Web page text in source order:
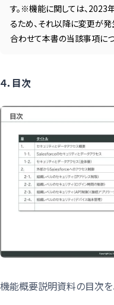
す。※機能に関しては、
るため、それ以降に変更が
合わせて本書の当該事項に
４．目次
機能概要説明資料の目次を